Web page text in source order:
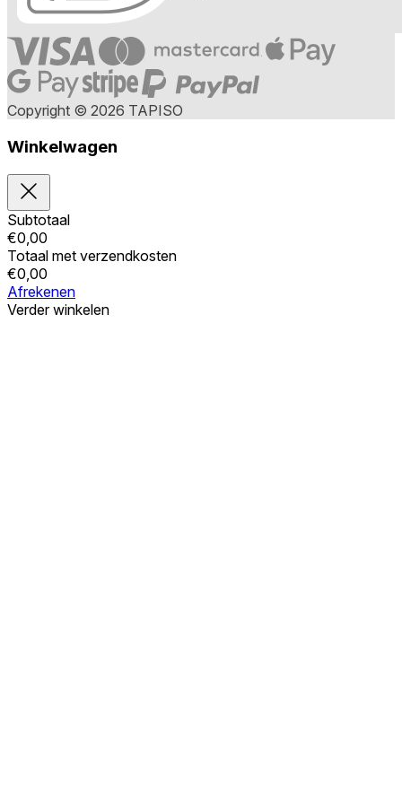
Copyright © 2026 TAPISO
Winkelwagen
Subtotaal
€0,00
Totaal met verzendkosten
€0,00
Afrekenen
Verder winkelen